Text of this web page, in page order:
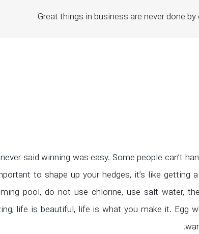
Great things in business are never done
said winning was easy. Some people can’t
to shape up your hedges, it’s like
pool, do not use chlorine, use salt water,
life is beautiful, life is what you make it. Egg